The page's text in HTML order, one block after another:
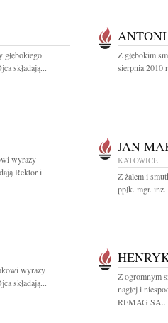
składają...
Z głębokim
sierpnia 2010
wyrazy
Rektor i...
JAN
KATOWICE
Z żalem i
ppłk. mgr.
wyrazy
składają...
Z ogromnym
nagłej i
REMAG SA...